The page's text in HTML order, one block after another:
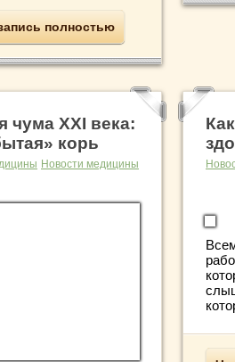
полностью
чума XXI века:
корь
Новости медицины